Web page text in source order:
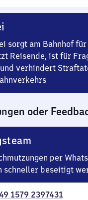
sorgt am Bahnhof für
Reisende, ist für
verhindert
oder
per
schneller beseitigt
1579 2397431